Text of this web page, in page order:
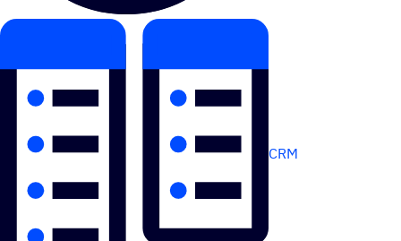
CRM